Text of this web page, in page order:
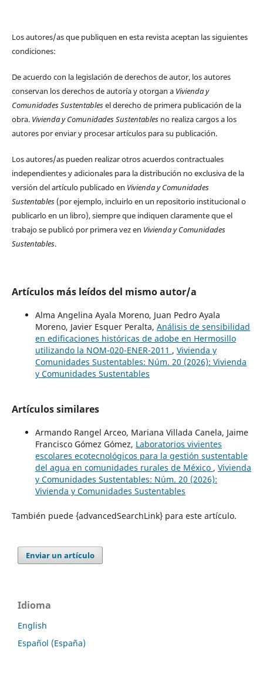
Los autores/as que publiquen en esta revista aceptan las siguientes
condiciones:
De acuerdo con la legislación de derechos de autor, los autores
conservan los derechos de autoría y otorgan a Vivienda y
Comunidades Sustentablesel derecho de primera publicación de la
obra. Vivienda y Comunidades Sustentablesno realiza cargos a los
autores por enviar y procesar artículos para su publicación.
Los autores/as pueden realizar otros acuerdos contractuales
independientes y adicionales para la distribución no exclusiva de la
versión del artículo publicado en Vivienda y Comunidades
Sustentables(por ejemplo, incluirlo en un repositorio institucional o
publicarlo en un libro), siempre que indiquen claramente que el
trabajo se publicó por primera vez en Vivienda y Comunidades
Sustentables.
Artículos más leídos del mismo autor/a
Alma Angelina Ayala Moreno, Juan Pedro Ayala
Moreno, Javier Esquer Peralta, Análisis de sensibilidad
en edificaciones históricas de adobe en Hermosillo
utilizando la NOM-020-ENER-2011 , Vivienda y
Comunidades Sustentables: Núm. 20 (2026): Vivienda
y Comunidades Sustentables
Artículos similares
Armando Rangel Arceo, Mariana Villada Canela, Jaime
Francisco Gómez Gómez, Laboratorios vivientes
escolares ecotecnológicos para la gestión sustentable
del agua en comunidades rurales de México , Vivienda
y Comunidades Sustentables: Núm. 20 (2026):
Vivienda y Comunidades Sustentables
También puede {advancedSearchLink} para este artículo.
Enviar un artículo
Idioma
English
Español (España)